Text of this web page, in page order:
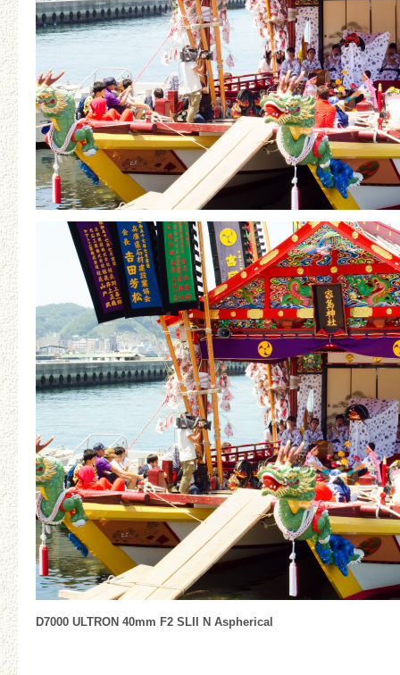
D7000 ULTRON 40mm F2 SLII N Aspherical